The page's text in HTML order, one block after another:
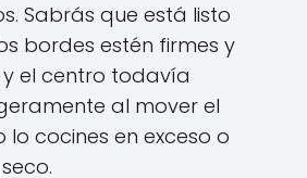
Sabrás que está listo
bordes estén firmes y
el centro todavía
al mover el
lo cocines en exceso o